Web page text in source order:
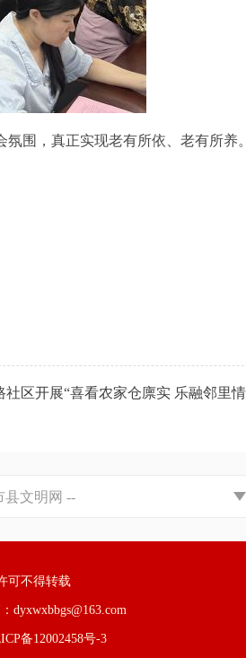
围，真正实现老有所依、老有所养。
可不得转载
dyxwxbbgs@163.com
备12002458号-3